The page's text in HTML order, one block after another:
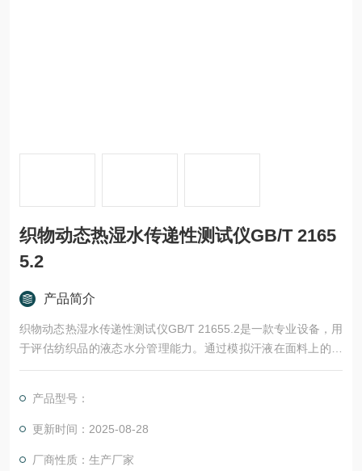
织物动态热湿水传递性测试仪GB/T 2165
5.2
产品简介
织物动态热湿水传递性测试仪GB/T 21655.2是一款专业设备，用
于评估纺织品的液态水分管理能力。通过模拟汗液在面料上的吸
收、扩散过程，该测试仪可快速测量并得出面料的整体液态水分
及梭织物，为服装制造商的质量控制和新面料研发提供重要参
考。
产品型号：
更新时间：2025-08-28
厂商性质：生产厂家